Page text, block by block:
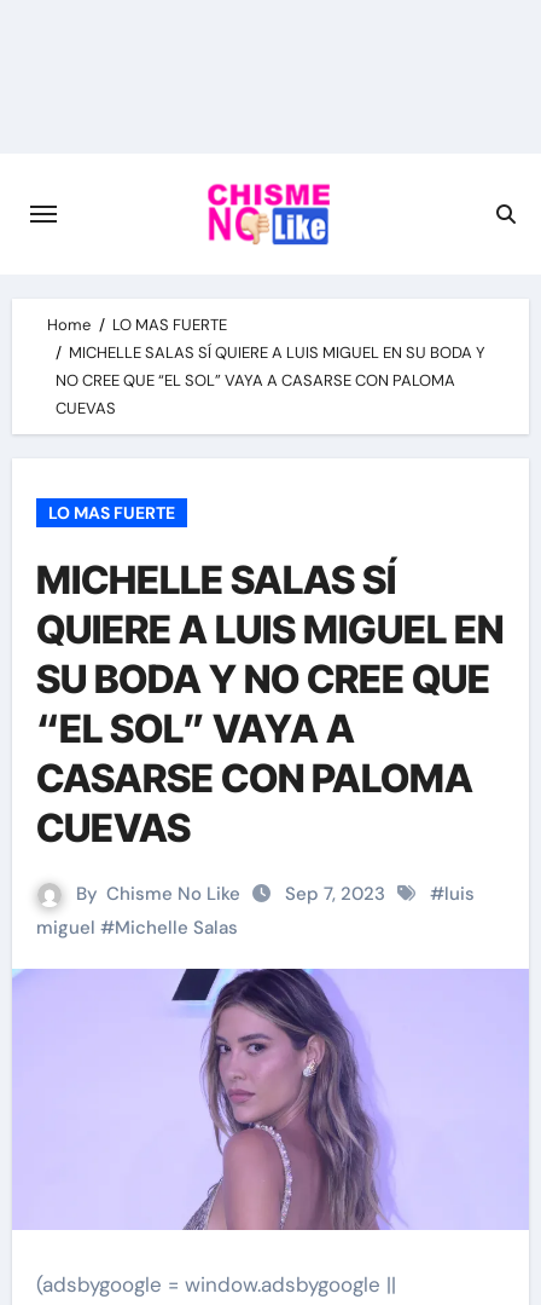
Home
LO MAS FUERTE
MICHELLE SALAS SÍ QUIERE A LUIS MIGUEL EN SU BODA Y
NO CREE QUE “EL SOL” VAYA A CASARSE CON PALOMA
CUEVAS
LO MAS FUERTE
MICHELLE SALAS SÍ
QUIERE A LUIS MIGUEL EN
SU BODA Y NO CREE QUE
“EL SOL” VAYA A
CASARSE CON PALOMA
CUEVAS
By Chisme No Like Sep 7, 2023 #luis
miguel #Michelle Salas
(adsbygoogle = window.adsbygoogle ||